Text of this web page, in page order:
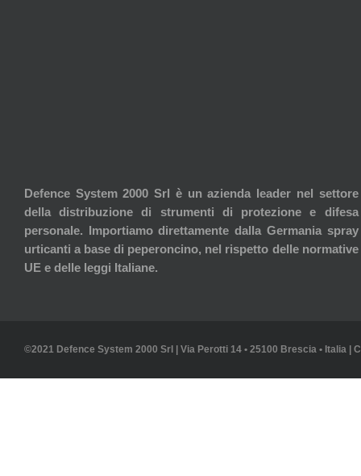
Defence System 2000 Srl è un azienda leader nel settore
della distribuzione di strumenti di protezione e difesa
personale. Importiamo direttamente dalla Germania spray
urticanti a base di peperoncino, nel rispetto delle normative
UE e delle leggi Italiane.
©2021 Defence System 2000 Srl | Via Perotti 14 • 25100 Brescia • Italia |